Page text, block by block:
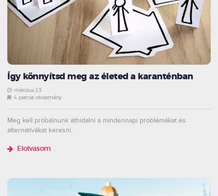
Így könnyítsd meg az életed a karanténban
március 23.
4 perces olvasmány
Meg kell próbálnunk áthidalni a mindennapi problémákat és
alternatívákat keresni.
Elolvasom